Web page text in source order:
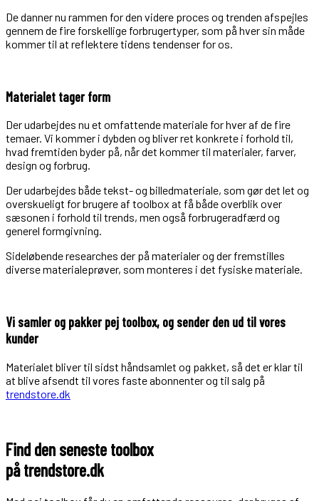
De danner nu rammen for den videre proces og trenden afspejles
gennem de fire forskellige forbrugertyper, som på hver sin måde
kommer til at reflektere tidens tendenser for os.
Materialet tager form
Der udarbejdes nu et omfattende materiale for hver af de fire
temaer. Vi kommer i dybden og bliver ret konkrete i forhold til,
hvad fremtiden byder på, når det kommer til materialer, farver,
design og forbrug.
Der udarbejdes både tekst- og billedmateriale, som gør det let og
overskueligt for brugere af toolbox at få både overblik over
sæsonen i forhold til trends, men også forbrugeradfærd og
generel formgivning.
Sideløbende researches der på materialer og der fremstilles
diverse materialeprøver, som monteres i det fysiske materiale.
Vi samler og pakker pej toolbox, og sender den ud til vores
kunder
Materialet bliver til sidst håndsamlet og pakket, så det er klar til
at blive afsendt til vores faste abonnenter og til salg på
trendstore.dk
Find den seneste toolbox
på trendstore.dk